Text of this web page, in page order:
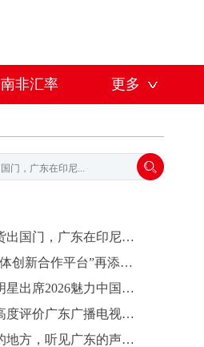
南非汇率 更多
影院变画廊、广货出国门，广东在印尼放“大招”
“海上丝绸之路媒体创新合作平台”再添新成员——南方国际传播中心与萨摩亚Talamua Media签署合作备忘录
驻萨摩亚大使费明星出席2026魅力中国（广东）——岭南文化南太行萨摩亚站活动
萨摩亚电视九台高度评价广东广播电视台节目内容，期待开展合作
在太阳最早升起的地方，听见广东的声音｜广东媒体代表团与萨摩亚通讯与信息技术部签署合作书，推动纪录片栏目《今日广东》落地萨摩亚TV9